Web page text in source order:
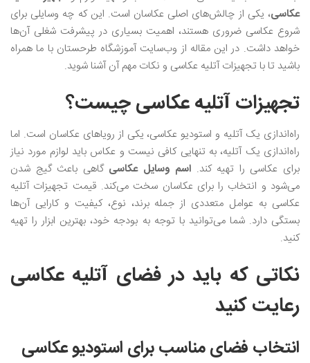
عکاسی، یکی از چالش‌های اصلی عکاسان است. این که چه وسایلی برای
شروع عکاسی ضروری هستند، اهمیت بسیاری در پیشرفت شغلی آن‌ها
خواهد داشت. در این مقاله از وب‌سایت‌ آموزشگاه طرحستان با ما همراه
باشید تا با تجهیزات آتلیه عکاسی و نکات مهم آن آشنا شوید.
تجهیزات آتلیه عکاسی چیست؟
راه‌اندازی یک آتلیه و استودیو عکاسی، یکی از رویاهای عکاسان است. اما
راه‌اندازی یک آتلیه، به تنهایی کافی نیست و عکاس باید لوازم مورد نیاز
برای عکاسی را تهیه کند. اسم وسایل عکاسی گاهی باعث گیج شدن
می‌شود و انتخاب را برای عکاسان سخت می‌کند. قیمت تجهیزات آتلیه
عکاسی به عوامل متعددی از جمله برند، نوع، کیفیت و کارایی آن‌ها
بستگی دارد. شما می‌توانید با توجه به بودجه خود، بهترین ابزار را تهیه
کنید.
نکاتی که باید در فضای آتلیه عکاسی
رعایت کنید
انتخاب فضای مناسب برای استودیو عکاسی